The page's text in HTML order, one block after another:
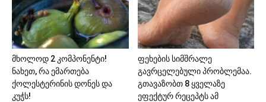
მხოლოდ 2 კომპონენტი!
ნახეთ, რა ემართება
ქოლესტერინის დონეს და
კუჭს!
ფეხების სიმშრალე
გავრცელებული პრობლემაა.
გთავაზობთ 8 ყველაზე
ეფექტურ რეცეპტს ამ